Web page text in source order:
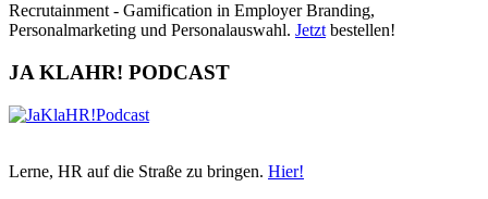
Recrutainment - Gamification in Employer Branding,
Personalmarketing und Personalauswahl. Jetzt bestellen!
JA KLAHR! PODCAST
Lerne, HR auf die Straße zu bringen. Hier!